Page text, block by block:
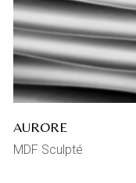
AURORE
MDF Sculpté